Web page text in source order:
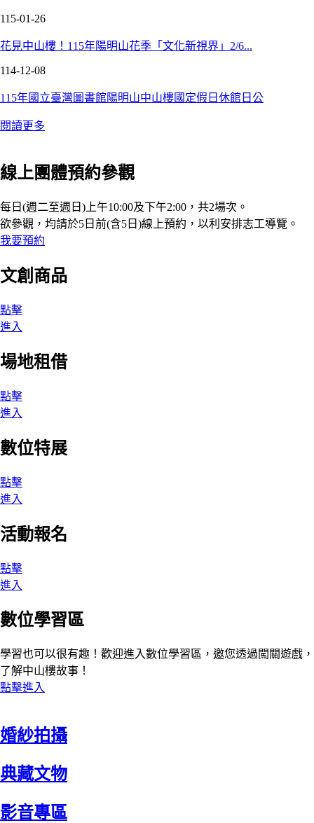
115-01-26
花見中山樓！115年陽明山花季「文化新視界」2/6...
114-12-08
115年國立臺灣圖書館陽明山中山樓國定假日休館日公
閱讀更多
線上團體預約參觀
每日(週二至週日)上午10:00及下午2:00，共2場次。
欲參觀，均請於5日前(含5日)線上預約，以利安排志工導覽。
我要預約
文創商品
點擊
進入
場地租借
點擊
進入
數位特展
點擊
進入
活動報名
點擊
進入
數位學習區
學習也可以很有趣！歡迎進入數位學習區，邀您透過闖關遊戲，
了解中山樓故事！
點擊進入
婚紗拍攝
典藏文物
影音專區